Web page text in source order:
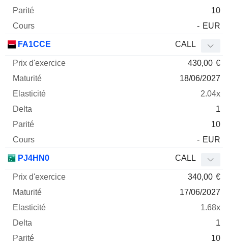
10
- EUR
FA1CCE CALL
430,00 €
18/06/2027
2.04x
1
10
- EUR
PJ4HN0 CALL
340,00 €
17/06/2027
1.68x
1
10